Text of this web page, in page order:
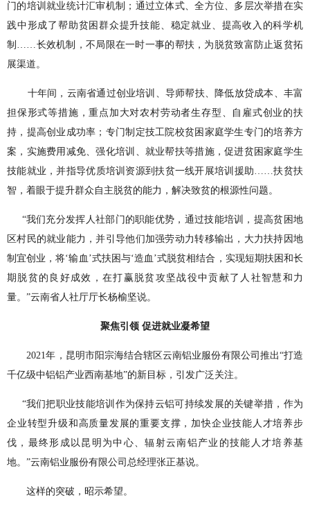
门的培训就业统计汇审机制；通过立体式、全方位、多层次举措在实
践中形成了帮助贫困群众提升技能、稳定就业、提高收入的科学机
制……长效机制，不局限在一时一事的帮扶，为脱贫致富防止返贫拓
展渠道。
十年间，云南省通过创业培训、导师帮扶、降低放贷成本、丰富
担保形式等措施，重点加大对农村劳动者生存型、自雇式创业的扶
持，提高创业成功率；专门制定技工院校贫困家庭学生专门的培养方
案，实施费用减免、强化培训、就业帮扶等措施，促进贫困家庭学生
技能就业，并指导优质培训资源到扶贫一线开展培训援助……扶贫扶
智，着眼于提升群众自主脱贫的能力，解决致贫的根源性问题。
“我们充分发挥人社部门的职能优势，通过技能培训，提高贫困地
区村民的就业能力，并引导他们加强劳动力转移输出，大力扶持因地
制宜创业，将‘输血’式扶困与‘造血’式脱贫相结合，实现短期扶困和长
期脱贫的良好成效，在打赢脱贫攻坚战役中贡献了人社智慧和力
量。”云南省人社厅厅长杨榆坚说。
聚焦引领 促进就业凝希望
2021年，昆明市阳宗海结合辖区云南铝业服份有限公司推出“打造
千亿级中铝铝产业西南基地”的新目标，引发广泛关注。
“我们把职业技能培训作为保持云铝可持续发展的关键举措，作为
企业转型升级和高质量发展的重要支撑，加快企业技能人才培养步
伐，最终形成以昆明为中心、辐射云南铝产业的技能人才培养基
地。”云南铝业服份有限公司总经理张正基说。
这样的突破，昭示希望。